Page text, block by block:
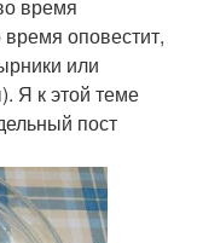
время
оповестит,
или
Я к этой теме
пост